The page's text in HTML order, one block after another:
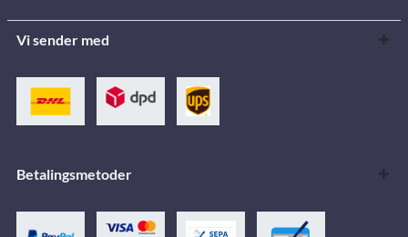
Vi sender med
Betalingsmetoder